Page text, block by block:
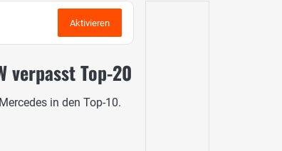
Aktivieren
verpasst Top-20
in den Top-10.